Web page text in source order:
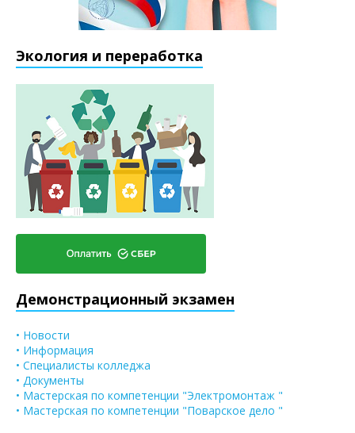
Экология и переработка
Демонстрационный экзамен
• Новости
• Информация
• Специалисты колледжа
• Документы
• Мастерская по компетенции "Электромонтаж "
• Мастерская по компетенции "Поварское дело "